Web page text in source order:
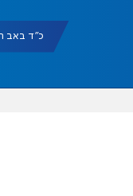
כ"ד באב תשפ"ו